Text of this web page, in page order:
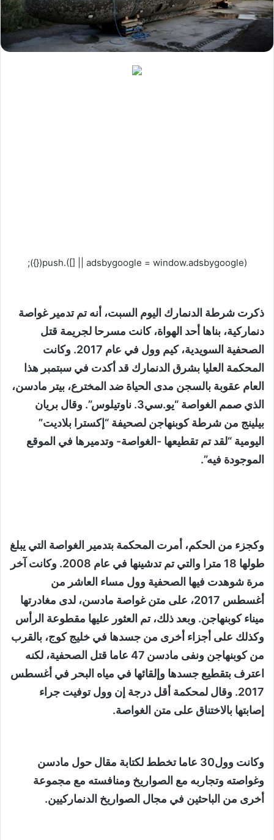
(adsbygoogle = window.adsbygoogle || []).push({});
ذكرت شرطة الدنمارك اليوم السبت، أنه تم تدمير غواصة
دنماركية، بناها أحد الهواة، كانت مسرحا لجريمة قتل
الصحفية السويدية، كيم وول في عام 2017. وكانت
المحكمة العليا بشرق الدنمارك قد أكدت في سبتمبر هذا
العام عقوبة بالسجن مدى الحياة ضد المخترع، بيتر مادسن،
الذي صمم الغواصة “يو.سي3. ناوتيلوس”. وقال بريان
بيلينج من شرطة كوبنهاجن لصحيفة “إكسترا بلاديت”
اليومية “لقد تم تقطيعها -الغواصة- وتدميرها في الموقع
الموجودة فيه”.
وكجزء من الحكم، أمرت المحكمة بتدمير الغواصة التي يبلغ
طولها 18 مترا والتي تم تدشينها في عام 2008. وكانت آخر
مرة شوهدت فيها الصحفية وول مساء العاشر من
أغسطس 2017، على متن غواصة مادسن، لدى مغادرتها
ميناء كوبنهاجن. وبعد ذلك، تم العثور عليها مقطوعة الرأس
وكذلك على أجزاء أخرى من جسدها في خليج كوج، بالقرب
من كوبنهاجن ونفى مادسن 47 عاما قتل الصحفية، لكنه
اعترف بتقطيع جسدها وإلقائها في مياه البحر في أغسطس
2017. وقال لمحكمة أقل درجة إن وول توفيت جراء
إصابتها بالاختناق على متن الغواصة.
وكانت وول30 عاما تخطط لكتابة مقال حول مادسن
وغواصته وتجاربه مع الصواريخ ومنافسته مع مجموعة
أخرى من الباحثين في مجال الصواريخ الدنماركيين.